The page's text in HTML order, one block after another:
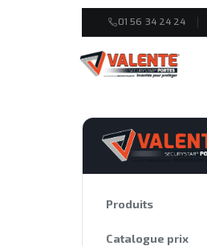
01 56 34 24 24
Produits
Catalogue prix